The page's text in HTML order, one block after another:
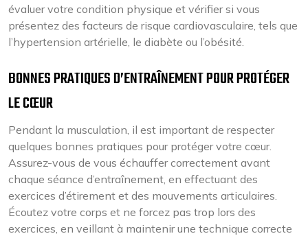
évaluer votre condition physique et vérifier si vous
présentez des facteurs de risque cardiovasculaire, tels que
l’hypertension artérielle, le diabète ou l’obésité.
BONNES PRATIQUES D’ENTRAÎNEMENT POUR PROTÉGER
LE CŒUR
Pendant la musculation, il est important de respecter
quelques bonnes pratiques pour protéger votre cœur.
Assurez-vous de vous échauffer correctement avant
chaque séance d’entraînement, en effectuant des
exercices d’étirement et des mouvements articulaires.
Écoutez votre corps et ne forcez pas trop lors des
exercices, en veillant à maintenir une technique correcte